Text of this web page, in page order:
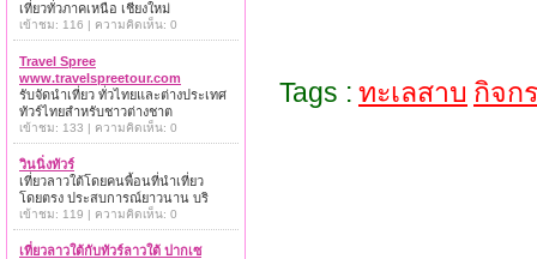
Tags : ทะเลสาบ กิจก
เที่ยวทั่วภาคเหนือ เชียงใหม่
เข้าชม: 116 | ความคิดเห็น: 0
Travel Spree
www.travelspreetour.com
รับจัดนำเที่ยว ทั่วไทยและต่างประเทศ
ทัวร์ไทยสำหรับชาวต่างชาต
เข้าชม: 133 | ความคิดเห็น: 0
วินนิ่งทัวร์
เที่ยวลาวใต้โดยคนพื้อนที่นำเที่ยว
โดยตรง ประสบการณ์ยาวนาน บริ
เข้าชม: 119 | ความคิดเห็น: 0
เที่ยวลาวใต้กับทัวร์ลาวใต้ ปากเซ